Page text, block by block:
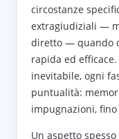
circostanze
extragiudiziali —
diretto — quando
rapida ed
inevitabile, ogni
puntualità:
impugnazioni,
Un aspetto